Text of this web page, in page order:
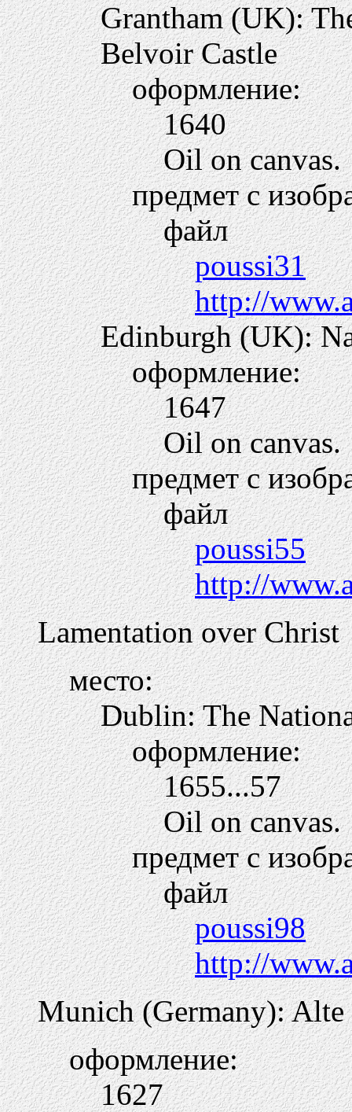
Grantham (UK):
Belvoir Castle
оформление:
1640
Oil on canvas.
предмет с
файл
poussi31
http://
Edinburgh (UK):
оформление:
1647
Oil on canvas.
предмет с
файл
poussi55
http://
Lamentation over Christ
место:
Dublin: The
оформление:
1655...57
Oil on canvas.
предмет с
файл
poussi98
http://
Munich (Germany): Alte
оформление:
1627